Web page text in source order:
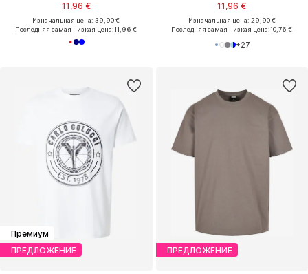
11,96 €
Изначальная цена: 39,90 €
Последняя самая низкая цена:11,96 €
11,96 €
Изначальная цена: 29,90 €
Последняя самая низкая цена:10,76 €
+27
Премиум
ПРЕДЛОЖЕНИЕ
ПРЕДЛОЖЕНИЕ